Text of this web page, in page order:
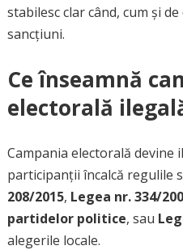
stabilesc clar când, cum și
sancțiuni.
Ce înseamnă
electorală
Campania electorală devine
participanții încalcă regulile
208/2015, Legea nr. 334/
partidelor politice, sau
alegerile locale.